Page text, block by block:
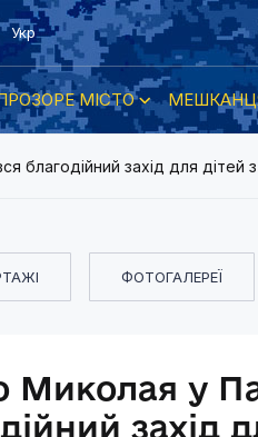
Укр
МІСТО
благодійний захід для дітей
ФОТОГАЛЕРЕЇ
Миколая у
захід